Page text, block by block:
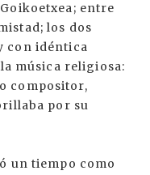
entre
los dos
con idéntica
música religiosa:
compositor,
por su
un tiempo como